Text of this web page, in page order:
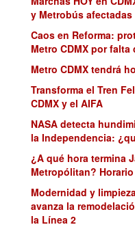
y Metrobús afectadas
Caos en Reforma:
Metro CDMX por falta
Metro CDMX tendrá
Transforma el Tren
CDMX y el AIFA
NASA detecta
la Independencia:
¿A qué hora termina
Metropólitan?
Modernidad y
avanza la
la Línea 2